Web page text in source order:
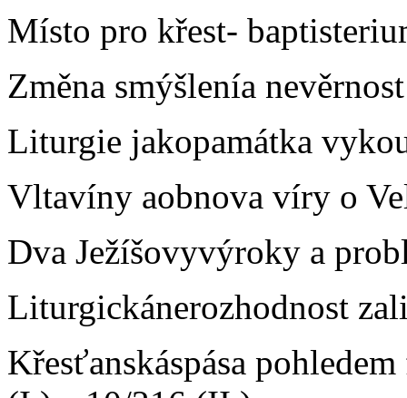
Místo pro křest-
Změna smýšlenía
Liturgie jakopamátka
Vltavíny aobnova víry o
Dva Ježíšovyvýroky a
Liturgickánerozhodnost
Křesťanskáspása